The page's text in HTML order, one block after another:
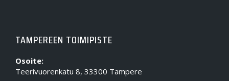
TAMPEREEN TOIMIPISTE
Osoite:
Teerivuorenkatu 8, 33300 Tampere